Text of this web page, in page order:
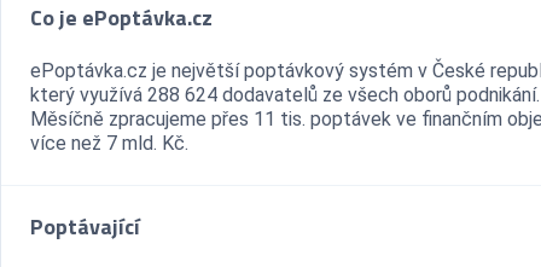
Co je ePoptávka.cz
ePoptávka.cz je největší poptávkový systém v České
který využívá 288 624 dodavatelů ze všech oborů podnikání.
Měsíčně zpracujeme přes 11 tis. poptávek ve finančním
více než 7 mld. Kč.
Poptávající